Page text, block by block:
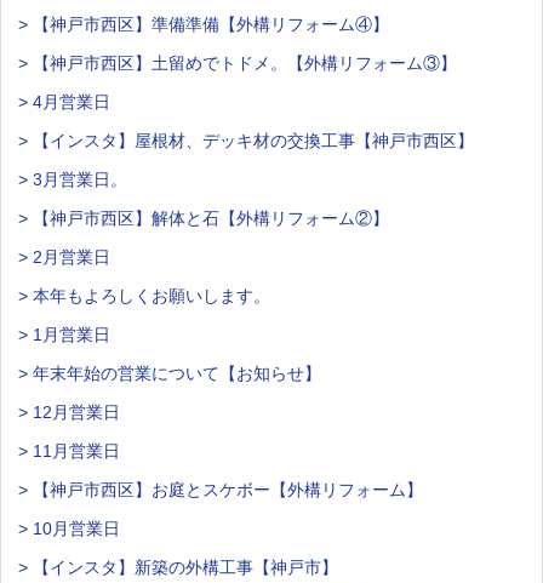
> 【神戸市西区】準備準備【外構リフォーム④】
> 【神戸市西区】土留めでトドメ。【外構リフォーム③】
> 4月営業日
> 【インスタ】屋根材、デッキ材の交換工事【神戸市西区】
> 3月営業日。
> 【神戸市西区】解体と石【外構リフォーム②】
> 2月営業日
> 本年もよろしくお願いします。
> 1月営業日
> 年末年始の営業について【お知らせ】
> 12月営業日
> 11月営業日
> 【神戸市西区】お庭とスケボー【外構リフォーム】
> 10月営業日
> 【インスタ】新築の外構工事【神戸市】